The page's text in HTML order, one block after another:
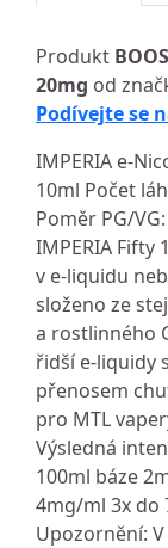
Produkt
20mg od
Podívejte se
IMPERIA e-
10ml Počet
Poměr PG/
IMPERIA
v e-liquidu
složeno ze
a rostlinného
řidší e-liquidy
přenosem
pro MTL
Výsledná
100ml báze
4mg/ml 3x do
Upozornění: